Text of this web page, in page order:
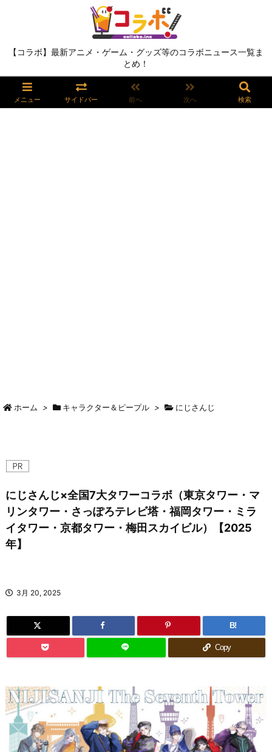
【コラボ】最新アニメ・ゲーム・グッズ等のコラボニュース一覧ま
とめ！
メニュー サイドバー 前へ 次へ 検索
ホーム > キャラクター＆ピープル > にじさんじ
にじさんじ×全国7大タワーコラボ（東京タワー・マ
リンタワー・さっぽろテレビ塔・福岡タワー・ミラ
イタワー・京都タワー・梅田スカイビル）【2025
年】
3月 20, 2025
B!
Copy